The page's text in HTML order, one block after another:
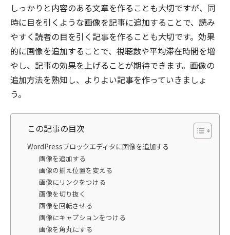
しっかりと内容のある文章を作ることも大切ですが、同
時に目を引くような画像を記事に追加することで、読み
やすく読者の目を引く記事を作ることも大切です。効果
的に画像を追加することで、視聴数や平均滞在時間を増
やし、記事の効果を上げることが期待できます。画像の
追加方法を熟知し、よりよい記事を作っていきましょ
う。
この記事の目次
WordPressブロックエディタに画像を追加する
画像を追加する
画像の揃え位置を変える
画像にリンクをつける
画像を切り抜く
画像を回転させる
画像にキャプションをつける
画像を角丸にする